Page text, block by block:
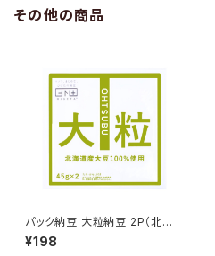
その他の商品
パック納豆 大粒納豆 2P（北海
道産）
¥198